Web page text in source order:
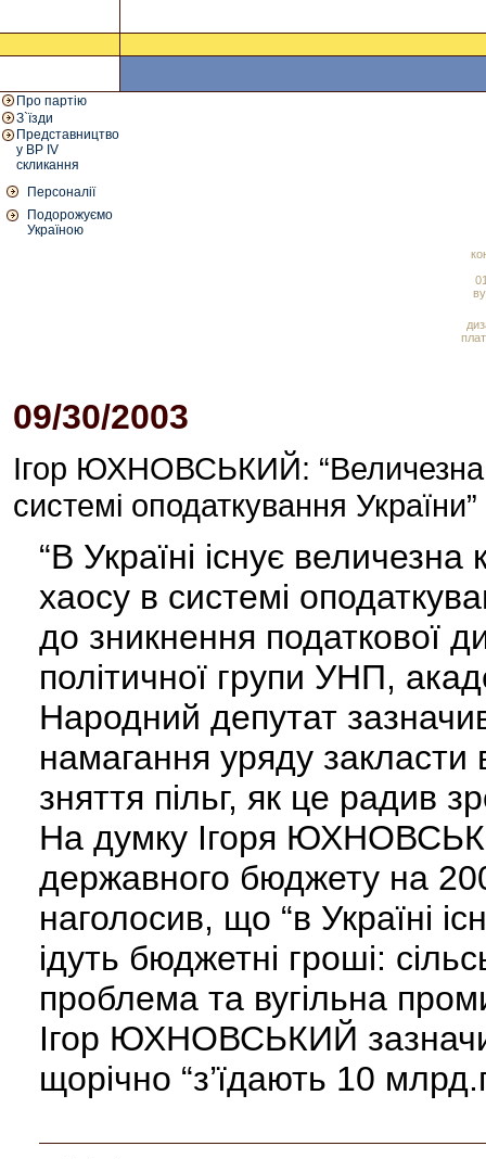
Про партію
З`їзди
Представництво
у ВР IV
скликання
Персоналії
Подорожуємо
Україною
09/30/2003
Ігор ЮХНОВСЬКИЙ: “Величезна
системі оподаткування України”
“В Україні існує величезна
хаосу в системі
до зникнення податкової
політичної групи УНП,
Народний депутат
намагання уряду
зняття пільг, як це радив
На думку Ігоря
державного бюджету на
наголосив, що “в Україні
ідуть бюджетні гроші:
проблема та вугільна
Ігор ЮХНОВСЬКИЙ
щорічно “з’їдають 10